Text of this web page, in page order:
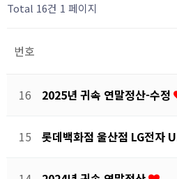
Total 16건 1 페이지
번호
16 2025년 귀속 연말정산-수정
15 롯데백화점 울산점 LG전자